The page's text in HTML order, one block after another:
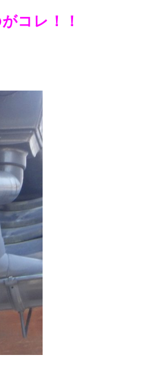
コレ！！